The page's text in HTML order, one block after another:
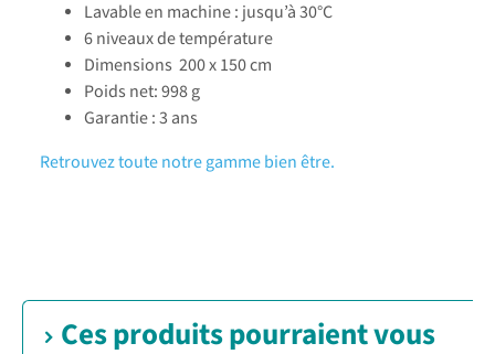
Lavable en machine : jusqu’à 30°C
6 niveaux de température
Dimensions 200 x 150 cm
Poids net: 998 g
Garantie : 3 ans
Retrouvez toute notre gamme bien être.
Ces produits pourraient vous